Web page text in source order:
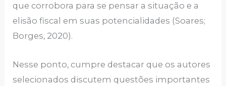
que corrobora para se pensar a situação e a
elisão fiscal em suas potencialidades (Soares;
Borges, 2020).
Nesse ponto, cumpre destacar que os autores
selecionados discutem questões importantes